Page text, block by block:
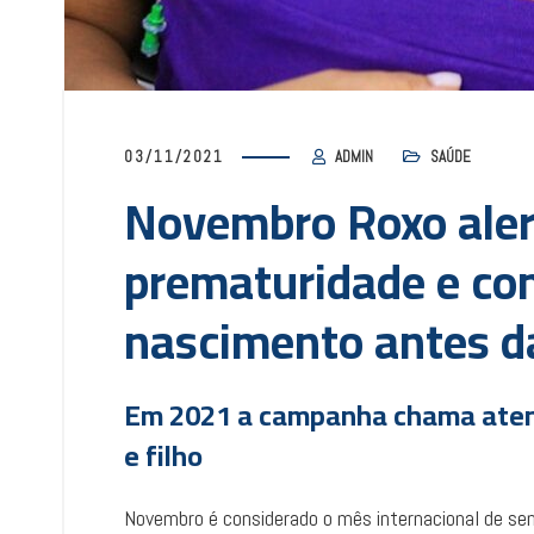
03/11/2021 ADMIN SAÚDE
Novembro Roxo
prematuridade e
nascimento antes
Em 2021 a campanha chama
e filho
Novembro é considerado o mês internacional de